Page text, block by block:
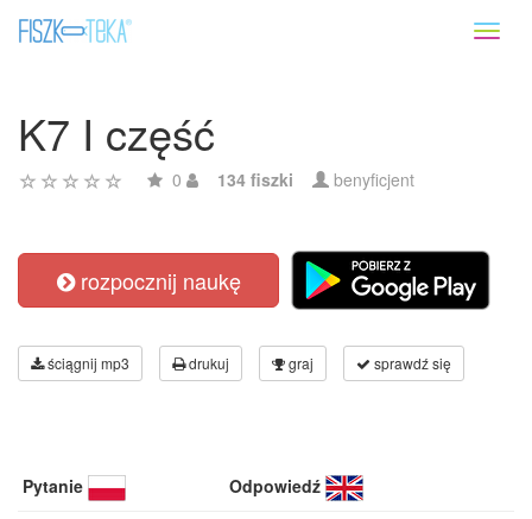
K7 I część
0 134 fiszki benyficjent
rozpocznij naukę
ściągnij mp3 drukuj graj sprawdź się
Pytanie Odpowiedź